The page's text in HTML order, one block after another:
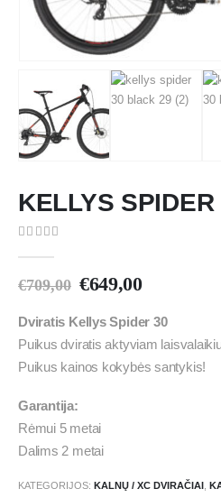
KELLYS
€709,00 €649,00
Dviratis Kellys Spider 30
Puikus dviratis aktyviam
Puikus kainos kokybės santykis!
Garantija:
Rėmui 5 metai
Dalims 2 metai
KATEGORIJOS: KALNŲ / XC DVIRAČIAI